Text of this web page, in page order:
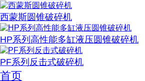
西蒙斯圆锥破碎机
HP系列高性能多缸液压圆锥破碎机
PF系列反击式破碎机
首页